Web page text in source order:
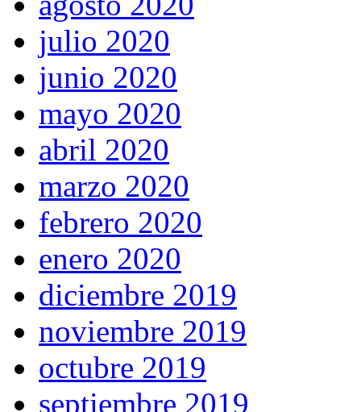
julio 2020
junio 2020
mayo 2020
abril 2020
marzo 2020
febrero 2020
enero 2020
diciembre 2019
noviembre 2019
octubre 2019
septiembre 2019